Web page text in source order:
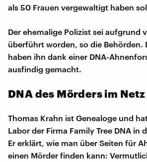
als 50 Frauen vergewaltigt haben
Der ehemalige Polizist sei aufgrund
überführt worden, so die Behörden.
haben ihn dank einer DNA-
ausfindig gemacht.
DNA des Mörders im
Thomas Krahn ist Genealoge und
Labor der Firma Family Tree DNA in
Er erklärt, wie man über Seiten für
einen Mörder finden kann: